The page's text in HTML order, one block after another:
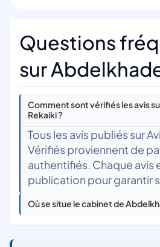
Questions
sur
Comment sont vérifiés les avis
Rekaiki ?
Tous les avis publiés sur
Vérifiés proviennent de
authentifiés. Chaque avis
publication pour garantir
Où se situe le cabinet de